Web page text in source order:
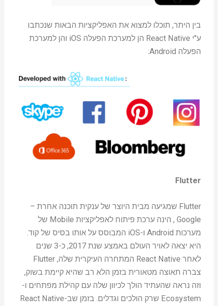
בין היתר, תוכלו למצוא את האפליקציות הבאות שנכתבו
ע"י React Native הן למערכת הפעלה iOS והן למערכת
הפעלה Android:
Flutter
Flutter שמגיעה מבית היוצר של ענקית תוכנה אחרת –
Google , הינה ערכת פיתוח לאפליקציות Mobile של
מערכות Android ו-iOS המבוסס על אותו בסיס של קוד.
היא יצאה לאויר העולם באמצע שנת 2017, כ-3 שנים
לאחר React Native המתחרה העיקרית שלה, Flutter
צברה תאוצה מטאורית בזמן הלא רב שהיא קיימת בשוק,
וזה נראה שהעתיד הולך לכיוון שלה עם קהילת מפתחים ו-
Ecosystem שרק הולכים וגדלים. בזמן שב-React Native